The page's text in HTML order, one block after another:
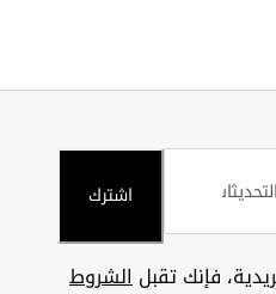
اشترك
فإنك تقبلالشروط